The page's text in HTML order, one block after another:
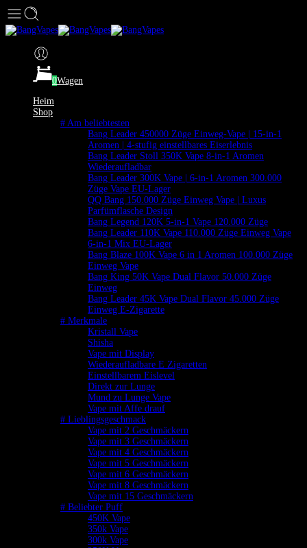
0Wagen
Heim
Shop
# Am beliebtesten
Bang Leader 450000 Züge Einweg-Vape | 15-in-1
Aromen | 4-stufig einstellbares Eiserlebnis
Bang Leader Stoll 350K Vape 8-in-1 Aromen
Wiederaufladbar
Bang Leader 300K Vape | 6-in-1 Aromen 300.000
Züge Vape EU-Lager
QQ Bang 150.000 Züge Einweg Vape | Luxus
Parfümflasche Design
Bang Legend 120K 5-in-1 Vape 120.000 Züge
Bang Leader 110K Vape 110.000 Züge Einweg Vape
6-in-1 Mix EU-Lager
Bang Blaze 100K Vape 6 in 1 Aromen 100.000 Züge
Einweg Vape
Bang King 50K Vape Dual Flavor 50.000 Züge
Einweg
Bang Leader 45K Vape Dual Flavor 45.000 Züge
Einweg E-Zigarette
# Merkmale
Kristall Vape
Shisha
Vape mit Display
Wiederaufladbare E Zigaretten
Einstellbarem Eislevel
Direkt zur Lunge
Mund zu Lunge Vape
Vape mit Affe drauf
# Lieblingsgeschmack
Vape mit 2 Geschmäckern
Vape mit 3 Geschmäckern
Vape mit 4 Geschmäckern
Vape mit 5 Geschmäckern
Vape mit 6 Geschmäckern
Vape mit 8 Geschmäckern
Vape mit 15 Geschmäckern
# Beliebter Puff
450K Vape
350k Vape
300k Vape